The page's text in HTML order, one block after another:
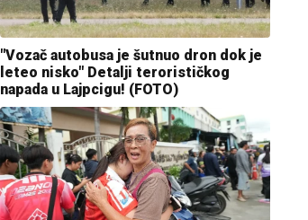
"Vozač autobusa je šutnuo dron dok je
leteo nisko" Detalji terorističkog
napada u Lajpcigu! (FOTO)